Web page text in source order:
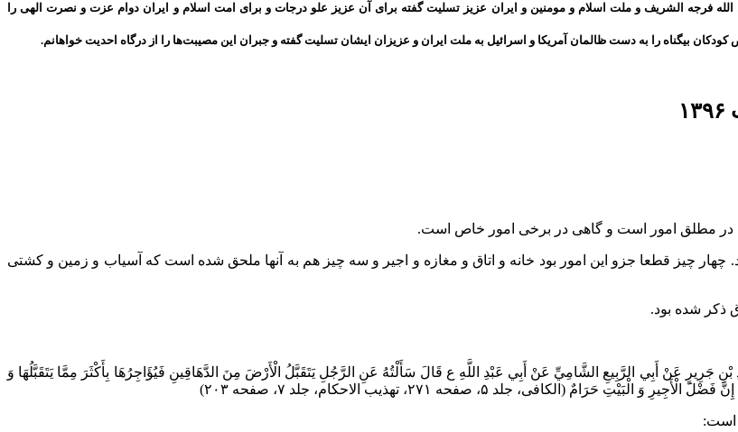
فرجه الشریف و ملت اسلام و مومنین و ایران عزیز تسلیت گفته برای آن عزیز علو درجات و برای امت اسلام و ایران دوام عزت و نصرت الهی را
بیگناه را به دست ظالمان آمریکا و اسرائیل به ملت ایران و عزیزان ایشان تسلیت گفته و جبران این مصیبت‌ها را از درگاه احدیت خواهانم.
در مطلق امور است و گاهی در برخی امور خاص است.
چیز قطعا جزو این امور بود خانه و اتاق و مغازه و اجیر و سه چیز هم به آنها ملحق شده است که آسیاب و زمین و کشتی
ذکر شده بود.
عَنْ أَبِي الرَّبِيعِ الشَّامِيِّ عَنْ أَبِي عَبْدِ اللَّهِ ع قَالَ سَأَلْتُهُ عَنِ الرَّجُلِ يَتَقَبَّلُ الْأَرْضَ مِنَ الدَّهَاقِينِ فَيُؤَاجِرُهَا بِأَكْثَرَ مِمَّا يَتَقَبَّلُهَا وَ
جلد ۵، صفحه ۲۷۱، تهذیب الاحکام، جلد ۷، صفحه ۲۰۳)
است: